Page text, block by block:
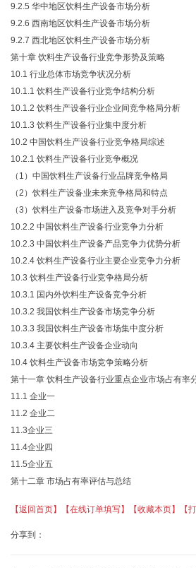
9.2.5 华中地区饮料生产设备市场分析
9.2.6 西南地区饮料生产设备市场分析
9.2.7 西北地区饮料生产设备市场分析
第十章 饮料生产设备行业竞争形势及策略
10.1 行业总体市场竞争状况分析
10.1.1 饮料生产设备行业竞争结构分析
10.1.2 饮料生产设备行业企业间竞争格局分析
10.1.3 饮料生产设备行业集中度分析
10.2 中国饮料生产设备行业竞争格局综述
10.2.1 饮料生产设备行业竞争概况
（1）中国饮料生产设备行业品牌竞争格局
（2）饮料生产设备业未来竞争格局和特点
（3）饮料生产设备市场进入及竞争对手分析
10.2.2 中国饮料生产设备行业竞争力分析
10.2.3 中国饮料生产设备产品竞争力优势分析
10.2.4 饮料生产设备行业主要企业竞争力分析
10.3 饮料生产设备行业竞争格局分析
10.3.1 国内外饮料生产设备竞争分析
10.3.2 我国饮料生产设备市场竞争分析
10.3.3 我国饮料生产设备市场集中度分析
10.3.4 主要饮料生产设备企业动向
10.4 饮料生产设备市场竞争策略分析
第十一章 饮料生产设备行业重点企业市场占有率
11.1 企业一
11.2 企业二
11.3企业三
11.4企业四
11.5企业五
第十二章 市场占有率评估与总结
【返回首页】 【在线订单填写】 【收藏本页】 【
分享到：